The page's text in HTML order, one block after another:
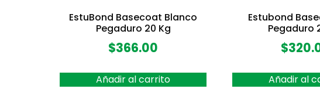
EstuBond Basecoat Blanco
Pegaduro 20 Kg
$366.00
Añadir al carrito
Estubond
Pegaduro
$
Añadir al